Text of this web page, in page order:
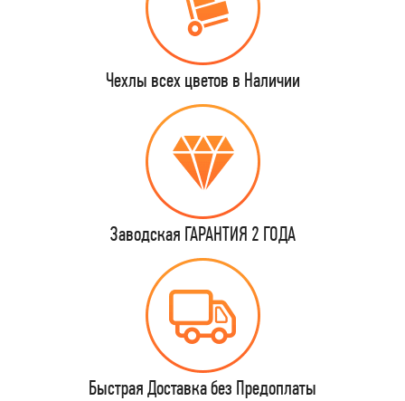
Чехлы всех цветов в Наличии
Заводская ГАРАНТИЯ 2 ГОДА
Быстрая Доставка без Предоплаты